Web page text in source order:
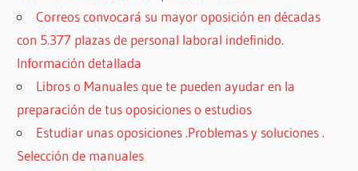
Correos convocará su mayor oposición en décadas
con 5.377 plazas de personal laboral indefinido.
Información detallada
Libros o Manuales que te pueden ayudar en la
preparación de tus oposiciones o estudios
Estudiar unas oposiciones .Problemas y soluciones .
Selección de manuales